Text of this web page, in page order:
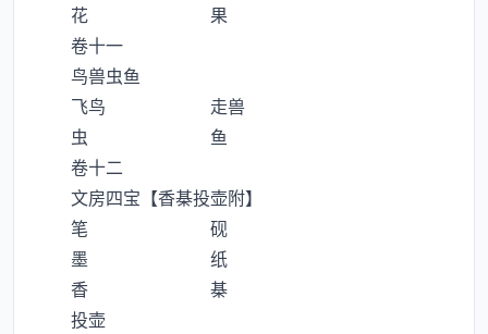
花 果
卷十一
鸟兽虫鱼
飞鸟 走兽
虫 鱼
卷十二
文房四宝【香棊投壶附】
笔 砚
墨 纸
香 棊
投壶